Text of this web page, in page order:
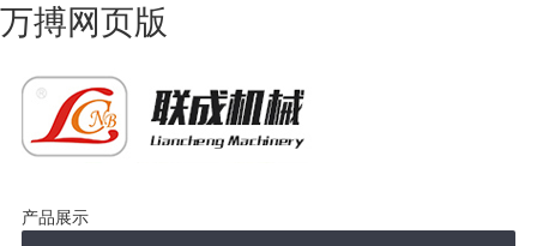
万搏网页版
产品展示